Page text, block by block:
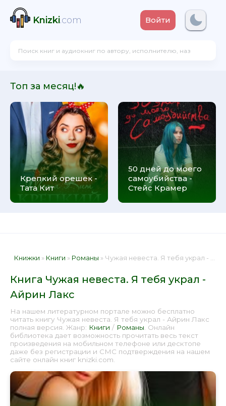
Knizki.com Войти
Топ за месяц!🔥
Крепкий орешек -
Тата Кит
50 дней до моего
самоубийства -
Стейс Крамер
Книжки » Книги » Романы » Чужая невеста. Я тебя украл - Айрин Лакс 📕 - Книга онлайн бесплатно
Книга Чужая невеста. Я тебя украл -
Айрин Лакс
На нашем литературном портале можно бесплатно
читать книгу Чужая невеста. Я тебя украл - Айрин Лакс
полная версия. Жанр: Книги / Романы . Онлайн
библиотека дает возможность прочитать весь текст
произведения на мобильном телефоне или десктопе
даже без регистрации и СМС подтверждения на нашем
сайте онлайн книг knizki.com.